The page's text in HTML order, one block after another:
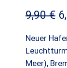
o
9,90€ U
r
s
p
Neuer
Meer),